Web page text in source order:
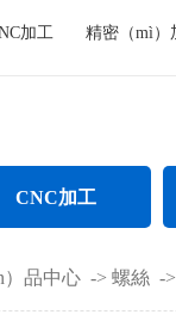
加工 精密（mì）
CNC加工
軸（zhóu）加（jiā）工
）品中心 -> 螺絲 ->